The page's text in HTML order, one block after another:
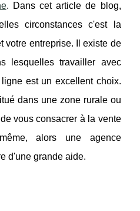
. Dans cet article de blog,
circonstances c'est la
votre entreprise. Il existe de
lesquelles travailler avec
est un excellent choix.
dans une zone rurale ou
vous consacrer à la vente
alors une agence
d'une grande aide.